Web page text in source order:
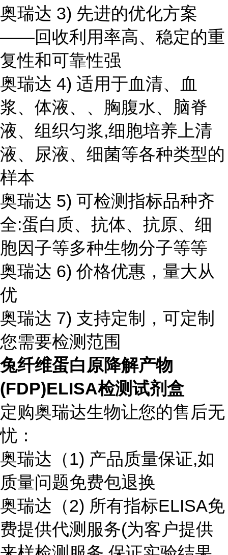
奥瑞达 3) 先进的优化方案
——回收利用率高、稳定的重
复性和可靠性强
奥瑞达 4) 适用于血清、血
浆、体液、、胸腹水、脑脊
液、组织匀浆,细胞培养上清
液、尿液、细菌等各种类型的
样本
奥瑞达 5) 可检测指标品种齐
全:蛋白质、抗体、抗原、细
胞因子等多种生物分子等等
奥瑞达 6) 价格优惠，量大从
优
奥瑞达 7) 支持定制，可定制
您需要检测范围
兔纤维蛋白原降解产物
(FDP)ELISA检测试剂盒
定购奥瑞达生物让您的售后无
忧：
奥瑞达（1) 产品质量保证,如
质量问题免费包退换
奥瑞达（2) 所有指标ELISA免
费提供代测服务(为客户提供